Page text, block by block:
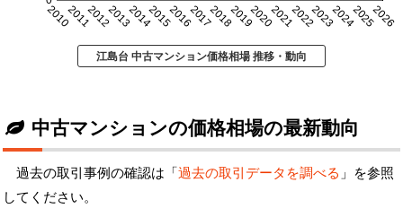
20102011201220132014201520162017201820192020202120222023202420252026
江島台 中古マンション価格相場 推移・動向
中古マンションの価格相場の最新動向
過去の取引事例の確認は「過去の取引データを調べる 」を参照
してください。